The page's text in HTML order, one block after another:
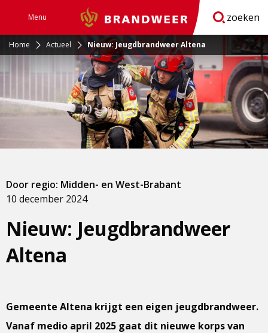
Menu Brandweer zoeken
Home Actueel Nieuw: Jeugdbrandweer Altena
Nieuw: Jeugdbrandweer
Altena
10 december 2024
Door regio: Midden- en West-Brabant
Gemeente Altena krijgt een eigen jeugdbrandweer.
Vanaf medio april 2025 gaat dit nieuwe korps van